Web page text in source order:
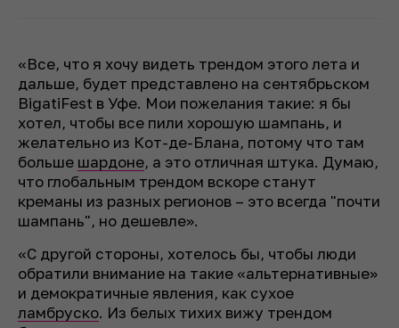
«Все, что я хочу видеть трендом этого лета и
дальше, будет представлено на сентябрьском
BigatiFest в Уфе. Мои пожелания такие: я бы
хотел, чтобы все пили хорошую шампань, и
желательно из Кот-де-Блана, потому что там
больше шардоне, а это отличная штука. Думаю,
что глобальным трендом вскоре станут
креманы из разных регионов – это всегда "почти
шампань", но дешевле».
«С другой стороны, хотелось бы, чтобы люди
обратили внимание на такие «альтернативные»
и демократичные явления, как сухое
ламбруско. Из белых тихих вижу трендом